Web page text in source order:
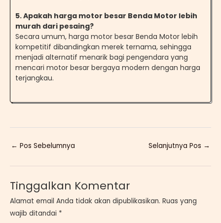
5. Apakah harga motor besar Benda Motor lebih
murah dari pesaing?
Secara umum, harga motor besar Benda Motor lebih
kompetitif dibandingkan merek ternama, sehingga
menjadi alternatif menarik bagi pengendara yang
mencari motor besar bergaya modern dengan harga
terjangkau.
← Pos Sebelumnya Selanjutnya Pos →
Tinggalkan Komentar
Alamat email Anda tidak akan dipublikasikan. Ruas yang
wajib ditandai *